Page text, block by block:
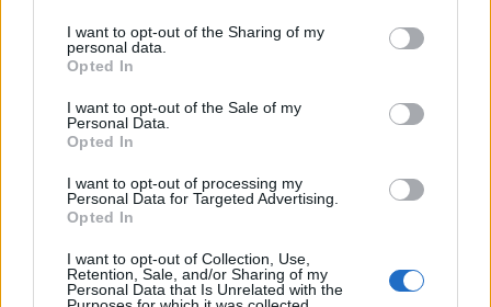
not limited to your visit or usage behaviour. You may click to
grant or deny consent to Google and its third-party tags to
use your data for below specified purposes in below Google
consent section.
I want to opt-out of the Sharing of my
personal data.
Opted In
I want to opt-out of the Sale of my
Personal Data.
Opted In
I want to opt-out of processing my
Personal Data for Targeted Advertising.
Opted In
I want to opt-out of Collection, Use,
Retention, Sale, and/or Sharing of my
Personal Data that Is Unrelated with the